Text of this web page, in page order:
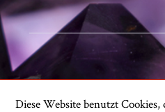
Diese Website benutzt